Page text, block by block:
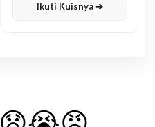
Ikuti Kuisnya ➔